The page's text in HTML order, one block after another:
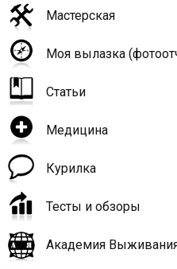
Мастерская
Моя вылазка
Статьи
Медицина
Курилка
Тесты и обзоры
Академия